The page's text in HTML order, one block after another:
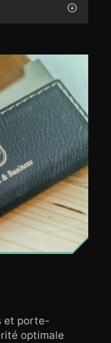
et porte-
optimale